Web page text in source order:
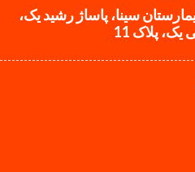
سینا، پاساژ رشید یک،
پلاک 11